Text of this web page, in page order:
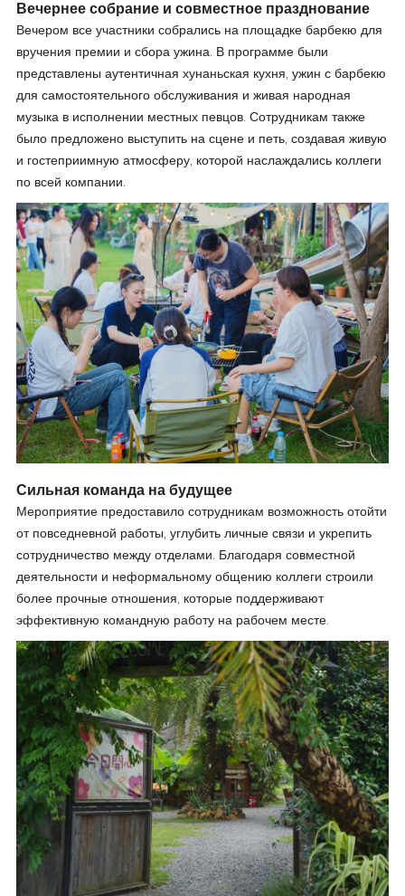
Вечернее собрание и совместное празднование
Вечером все участники собрались на площадке барбекю для
вручения премии и сбора ужина. В программе были
представлены аутентичная хунаньская кухня, ужин с барбекю
для самостоятельного обслуживания и живая народная
музыка в исполнении местных певцов. Сотрудникам также
было предложено выступить на сцене и петь, создавая живую
и гостеприимную атмосферу, которой наслаждались коллеги
по всей компании.
Сильная команда на будущее
Мероприятие предоставило сотрудникам возможность отойти
от повседневной работы, углубить личные связи и укрепить
сотрудничество между отделами. Благодаря совместной
деятельности и неформальному общению коллеги строили
более прочные отношения, которые поддерживают
эффективную командную работу на рабочем месте.